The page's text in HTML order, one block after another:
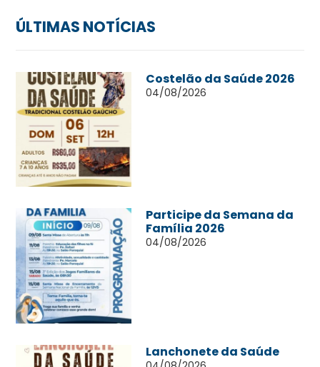
ÚLTIMAS NOTÍCIAS
Costelão da Saúde 2026
04/08/2026
Participe da Semana da
Família 2026
04/08/2026
Lanchonete da Saúde